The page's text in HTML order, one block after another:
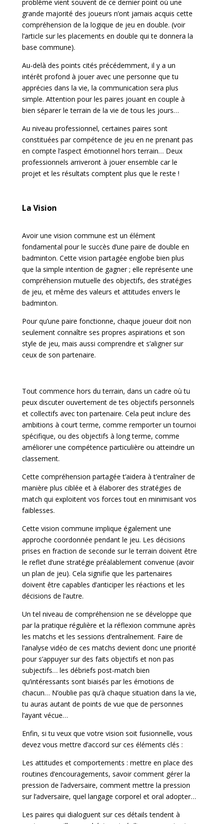
problème vient souvent de ce dernier point où une
grande majorité des joueurs n’ont jamais acquis cette
compréhension de la logique de jeu en double. (voir
l’article sur les placements en double qui te donnera la
base commune).
Au-delà des points cités précédemment, il y a un
intérêt profond à jouer avec une personne que tu
apprécies dans la vie, la communication sera plus
simple. Attention pour les paires jouant en couple à
bien séparer le terrain de la vie de tous les jours…
Au niveau professionnel, certaines paires sont
constituées par compétence de jeu en ne prenant pas
en compte l’aspect émotionnel hors terrain… Deux
professionnels arriveront à jouer ensemble car le
projet et les résultats comptent plus que le reste !
La Vision
Avoir une vision commune est un élément
fondamental pour le succès d’une paire de double en
badminton. Cette vision partagée englobe bien plus
que la simple intention de gagner ; elle représente une
compréhension mutuelle des objectifs, des stratégies
de jeu, et même des valeurs et attitudes envers le
badminton.
Pour qu’une paire fonctionne, chaque joueur doit non
seulement connaître ses propres aspirations et son
style de jeu, mais aussi comprendre et s’aligner sur
ceux de son partenaire.
Tout commence hors du terrain, dans un cadre où tu
peux discuter ouvertement de tes objectifs personnels
et collectifs avec ton partenaire. Cela peut inclure des
ambitions à court terme, comme remporter un tournoi
spécifique, ou des objectifs à long terme, comme
améliorer une compétence particulière ou atteindre un
classement.
Cette compréhension partagée t’aidera à t’entraîner de
manière plus ciblée et à élaborer des stratégies de
match qui exploitent vos forces tout en minimisant vos
faiblesses.
Cette vision commune implique également une
approche coordonnée pendant le jeu. Les décisions
prises en fraction de seconde sur le terrain doivent être
le reflet d’une stratégie préalablement convenue (avoir
un plan de jeu). Cela signifie que les partenaires
doivent être capables d’anticiper les réactions et les
décisions de l’autre.
Un tel niveau de compréhension ne se développe que
par la pratique régulière et la réflexion commune après
les matchs et les sessions d’entraînement. Faire de
l’analyse vidéo de ces matchs devient donc une priorité
pour s’appuyer sur des faits objectifs et non pas
subjectifs… les débriefs post-match bien
qu’intéressants sont biaisés par les émotions de
chacun… N’oublie pas qu’à chaque situation dans la vie,
tu auras autant de points de vue que de personnes
l’ayant vécue…
Enfin, si tu veux que votre vision soit fusionnelle, vous
devez vous mettre d’accord sur ces éléments clés :
Les attitudes et comportements : mettre en place des
routines d’encouragements, savoir comment gérer la
pression de l’adversaire, comment mettre la pression
sur l’adversaire, quel langage corporel et oral adopter…
Les paires qui dialoguent sur ces détails tendent à